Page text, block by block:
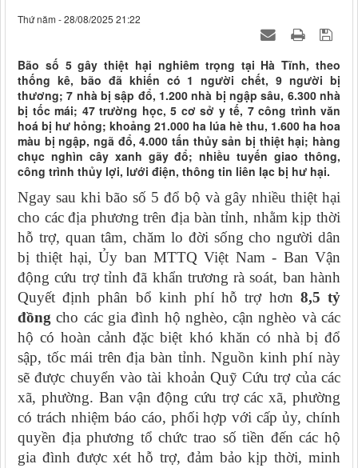
Thứ năm - 28/08/2025 21:22
Bão số 5 gây thiệt hại nghiêm trọng tại Hà Tĩnh, theo
thống kê, bão đã khiến có 1 người chết, 9 người bị
thương; 7 nhà bị sập đổ, 1.200 nhà bị ngập sâu, 6.300 nhà
bị tốc mái; 47 trường học, 5 cơ sở y tế, 7 công trình văn
hoá bị hư hỏng; khoảng 21.000 ha lúa hè thu, 1.600 ha hoa
màu bị ngập, ngã đổ, 4.000 tấn thủy sản bị thiệt hại; hàng
chục nghìn cây xanh gãy đổ; nhiều tuyến giao thông,
công trình thủy lợi, lưới điện, thông tin liên lạc bị hư hại.
Ngay sau khi bão số 5 đổ bộ và gây nhiều thiệt hại
cho các địa phương trên địa bàn tỉnh, nhằm kịp thời
hỗ trợ, quan tâm, chăm lo đời sống cho người dân
bị thiệt hại, Ủy ban MTTQ Việt Nam - Ban Vận
động cứu trợ tỉnh đã khẩn trương rà soát, ban hành
Quyết định phân bổ kinh phí hỗ trợ hơn 8,5 tỷ
đồng cho các gia đình hộ nghèo, cận nghèo và các
hộ có hoàn cảnh đặc biệt khó khăn có nhà bị đổ
sập, tốc mái trên địa bàn tỉnh. Nguồn kinh phí này
sẽ được chuyển vào tài khoản Quỹ Cứu trợ của các
xã, phường. Ban vận động cứu trợ các xã, phường
có trách nhiệm báo cáo, phối hợp với cấp ủy, chính
quyền địa phương tổ chức trao số tiền đến các hộ
gia đình được xét hỗ trợ, đảm bảo kịp thời, minh